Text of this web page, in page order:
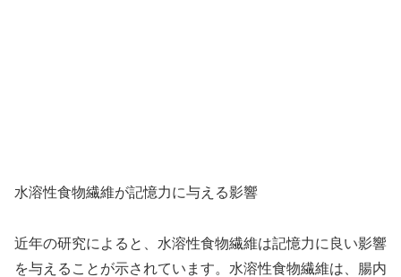
水溶性食物繊維が記憶力に与える影響
近年の研究によると、水溶性食物繊維は記憶力に良い影響
を与えることが示されています。水溶性食物繊維は、腸内